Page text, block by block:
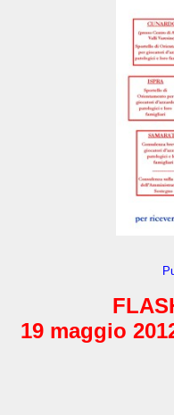
19 maggio